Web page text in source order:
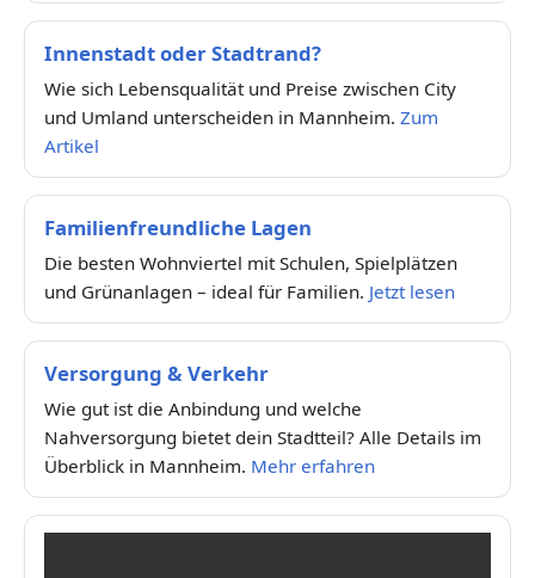
Innenstadt oder Stadtrand?
Wie sich Lebensqualität und Preise zwischen City
und Umland unterscheiden in Mannheim. Zum
Artikel
Familienfreundliche Lagen
Die besten Wohnviertel mit Schulen, Spielplätzen
und Grünanlagen – ideal für Familien. Jetzt lesen
Versorgung & Verkehr
Wie gut ist die Anbindung und welche
Nahversorgung bietet dein Stadtteil? Alle Details im
Überblick in Mannheim. Mehr erfahren